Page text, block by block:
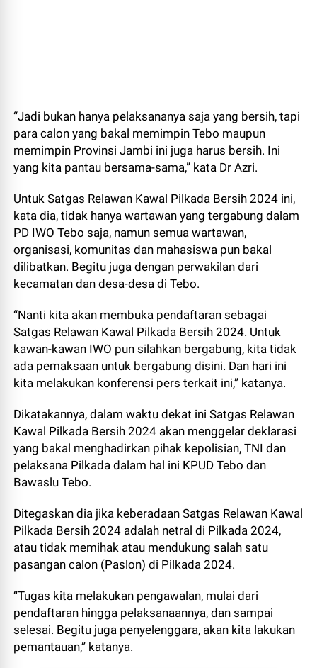
“Jadi bukan hanya pelaksananya saja yang bersih, tapi
para calon yang bakal memimpin Tebo maupun
memimpin Provinsi Jambi ini juga harus bersih. Ini
yang kita pantau bersama-sama,” kata Dr Azri.
Untuk Satgas Relawan Kawal Pilkada Bersih 2024 ini,
kata dia, tidak hanya wartawan yang tergabung dalam
PD IWO Tebo saja, namun semua wartawan,
organisasi, komunitas dan mahasiswa pun bakal
dilibatkan. Begitu juga dengan perwakilan dari
kecamatan dan desa-desa di Tebo.
“Nanti kita akan membuka pendaftaran sebagai
Satgas Relawan Kawal Pilkada Bersih 2024. Untuk
kawan-kawan IWO pun silahkan bergabung, kita tidak
ada pemaksaan untuk bergabung disini. Dan hari ini
kita melakukan konferensi pers terkait ini,” katanya.
Dikatakannya, dalam waktu dekat ini Satgas Relawan
Kawal Pilkada Bersih 2024 akan menggelar deklarasi
yang bakal menghadirkan pihak kepolisian, TNI dan
pelaksana Pilkada dalam hal ini KPUD Tebo dan
Bawaslu Tebo.
Ditegaskan dia jika keberadaan Satgas Relawan Kawal
Pilkada Bersih 2024 adalah netral di Pilkada 2024,
atau tidak memihak atau mendukung salah satu
pasangan calon (Paslon) di Pilkada 2024.
“Tugas kita melakukan pengawalan, mulai dari
pendaftaran hingga pelaksanaannya, dan sampai
selesai. Begitu juga penyelenggara, akan kita lakukan
pemantauan,” katanya.